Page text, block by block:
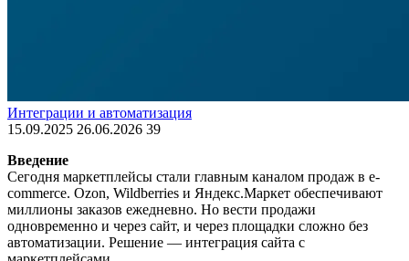
Интеграции и автоматизация
15.09.2025 26.06.2026 39
Введение
Сегодня маркетплейсы стали главным каналом продаж в e-
commerce. Ozon, Wildberries и Яндекс.Маркет обеспечивают
миллионы заказов ежедневно. Но вести продажи
одновременно и через сайт, и через площадки сложно без
автоматизации. Решение — интеграция сайта с